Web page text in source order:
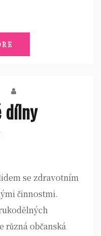
dílny
se zdravotním
činnostmi.
různá občanská